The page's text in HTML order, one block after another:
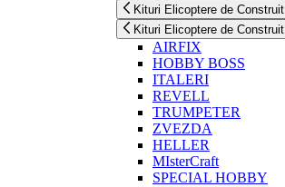
Kituri Elicoptere de Construit
Kituri Elicoptere de Construit
AIRFIX
HOBBY BOSS
ITALERI
REVELL
TRUMPETER
ZVEZDA
HELLER
MIsterCraft
SPECIAL HOBBY